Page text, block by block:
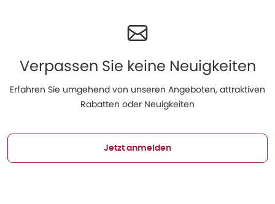
Verpassen Sie keine Neuigkeiten
Erfahren Sie umgehend von unseren Angeboten, attraktiven
Rabatten oder Neuigkeiten
Jetzt anmelden